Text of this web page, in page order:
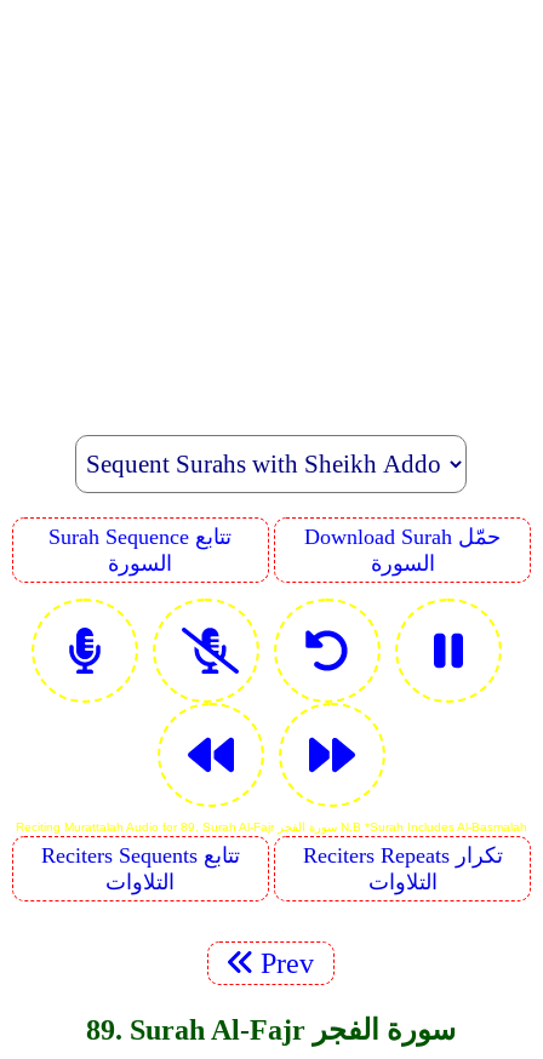
Surah Sequence تتابع
السورة
Download Surah حمّل
السورة
Reciting Murattalah Audio for 89. Surah Al-Fajr سورة الفجر N.B *Surah Includes Al-Basmalah
Reciters Sequents تتابع
التلاوات
Reciters Repeats تكرار
التلاوات
Prev
89. Surah Al-Fajr سورة الفجر